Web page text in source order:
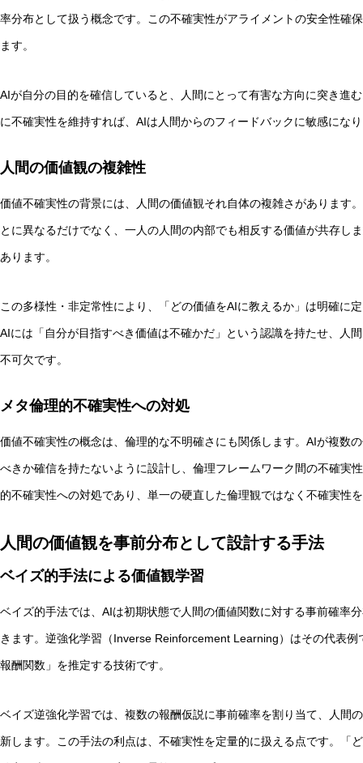
率分布として扱う概念です。この不確実性がアライメントの安全性確
ます。
AIが自分の目的を確信していると、人間にとって有害な方向に突き進
に不確実性を維持すれば、AIは人間からのフィードバックに敏感にな
人間の価値観の複雑性
価値不確実性の背景には、人間の価値観それ自体の複雑さがあります
とに異なるだけでなく、一人の人間の内部でも相反する価値が共存し
あります。
この多様性・非定常性により、「どの価値をAIに教えるか」は明確に
AIには「自分が目指すべき価値は不確かだ」という認識を持たせ、人
不可欠です。
メタ倫理的不確実性への対処
価値不確実性の概念は、倫理的な不明確さにも関係します。AIが複数
べきか確信を持たないように設計し、倫理フレームワーク間の不確実
的不確実性への対処であり、単一の硬直した倫理観ではなく不確実性
人間の価値観を事前分布として設計する手法
ベイズ的手法による価値観学習
ベイズ的手法では、AIは初期状態で人間の価値関数に対する事前確率
きます。逆強化学習（Inverse Reinforcement Learning）はその代表
報酬関数」を推定する技術です。
ベイズ逆強化学習では、複数の報酬仮説に事前確率を割り当て、人間
新します。この手法の利点は、不確実性を定量的に扱える点です。「